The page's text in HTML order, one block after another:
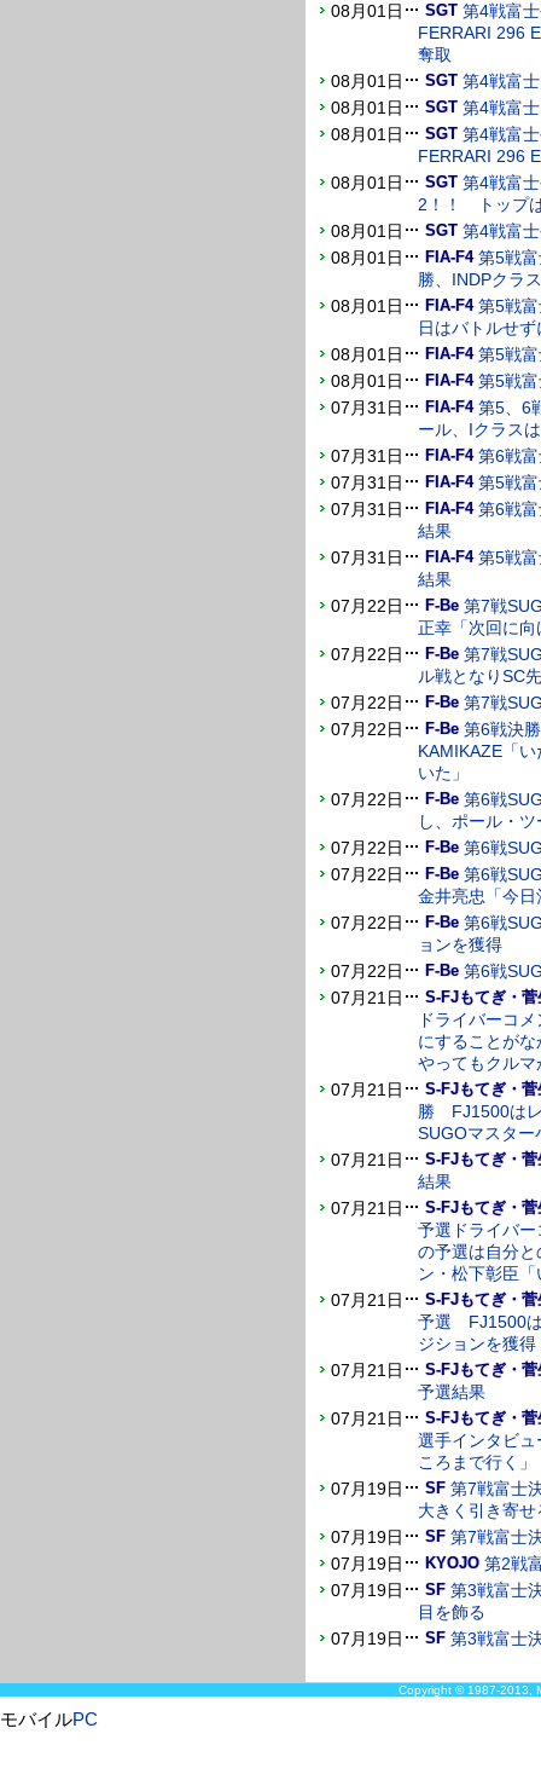
08月01日
SGT 第4戦富
FERRARI 296
奪取
08月01日
SGT 第4戦富
08月01日
SGT 第4戦富
08月01日
SGT 第4戦富
FERRARI 296
08月01日
SGT 第4戦富
2！！ トップ
08月01日
SGT 第4戦富
08月01日
FIA-F4 第5戦
勝、INDPクラ
08月01日
FIA-F4 第5戦
日はバトルせ
08月01日
FIA-F4 第5戦
08月01日
FIA-F4 第5戦
07月31日
FIA-F4 第5、6
ール、Iクラス
07月31日
FIA-F4 第6戦
07月31日
FIA-F4 第5戦
07月31日
FIA-F4 第6戦
結果
07月31日
FIA-F4 第5戦
結果
07月22日
F-Be 第7戦
正幸「次回に
07月22日
F-Be 第7戦
ル戦となりSC
07月22日
F-Be 第7戦
07月22日
F-Be 第6戦決
KAMIKAZE「
いた」
07月22日
F-Be 第6戦
し、ポール・
07月22日
F-Be 第6戦
07月22日
F-Be 第6戦
金井亮忠「今
07月22日
F-Be 第6戦
ョンを獲得
07月22日
F-Be 第6戦
07月21日
S-FJもてぎ・菅
ドライバーコ
にすることが
やってもクル
07月21日
S-FJもてぎ・菅
勝 FJ1500は
SUGOマスター
07月21日
S-FJもてぎ・菅
結果
07月21日
S-FJもてぎ・菅
予選ドライバ
の予選は自分
ン・松下彰臣
07月21日
S-FJもてぎ・菅
予選 FJ1500は
ジションを獲得
07月21日
S-FJもてぎ・菅
予選結果
07月21日
S-FJもてぎ・菅
選手インタビ
ころまで行く」
07月19日
SF 第7戦富士
大きく引き寄せ
07月19日
SF 第7戦富士
07月19日
KYOJO 第2戦
07月19日
SF 第3戦富士
目を飾る
07月19日
SF 第3戦富士
Copyright © 1987-2013,
モバイルPC